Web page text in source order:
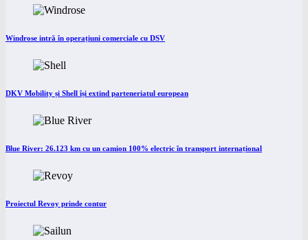
Windrose intră în operațiuni comerciale cu DSV
DKV Mobility și Shell își extind parteneriatul european
Blue River: 26.123 km cu un camion 100% electric în transport internațional
Proiectul Revoy prinde contur